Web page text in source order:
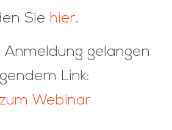
Sie hier.
gelangen
Link:
Webinar